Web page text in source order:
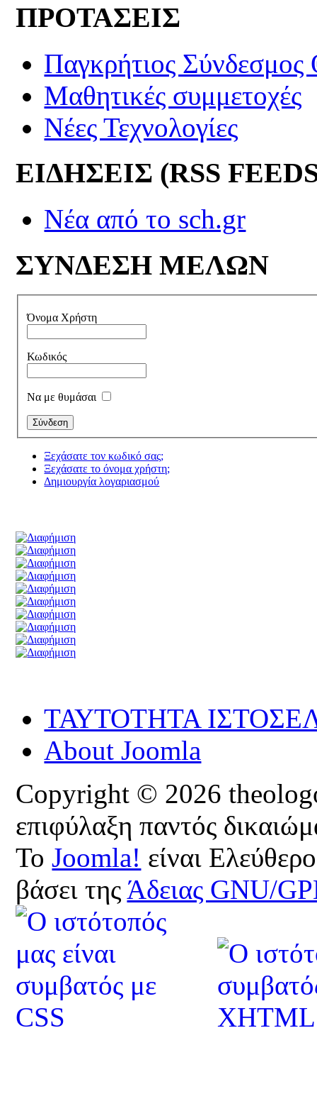
ΠΡΟΤΑΣΕΙΣ
Παγκρήτιος
Μαθητικές συμμετοχές
Νέες Τεχνολογίες
ΕΙΔΗΣΕΙΣ (RSS
Νέα από το sch.gr
ΣΥΝΔΕΣΗ ΜΕΛΩΝ
Όνομα Χρήστη
Κωδικός
Να με θυμάσαι
Ξεχάσατε τον κωδικό σας;
Ξεχάσατε το όνομα χρήστη;
Δημιουργία λογαριασμού
ΤΑΥΤΟΤΗΤΑ
About Joomla
Copyright © 2026
επιφύλαξη παντός
ΤοJoomla! είναι
βάσει της Άδειας GNU/